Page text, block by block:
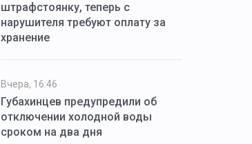
штрафстоянку, теперь с
нарушителя требуют оплату за
хранение
Вчера, 16:46
Губахинцев предупредили об
отключении холодной воды
сроком на два дня